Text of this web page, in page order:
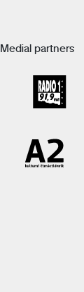
partners